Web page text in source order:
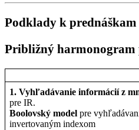
Podklady k
Približný harmonogram
1.Vyhľadávanie informáciíz
pre IR.
Boolovský modelpre
invertovaným indexom